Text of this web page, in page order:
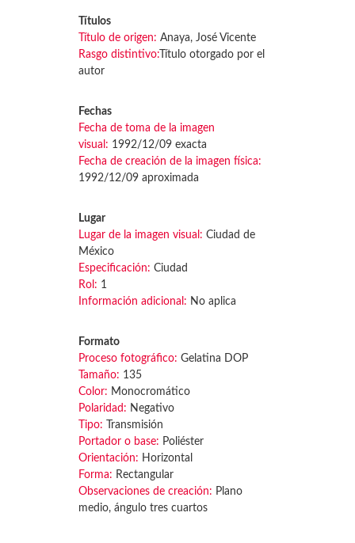
Títulos
Título de origen: Anaya, José Vicente
Rasgo distintivo: Título otorgado por el
autor
Fechas
Fecha de toma de la imagen
visual: 1992/12/09 exacta
Fecha de creación de la imagen física:
1992/12/09 aproximada
Lugar
Lugar de la imagen visual: Ciudad de
México
Especificación: Ciudad
Rol: 1
Información adicional: No aplica
Formato
Proceso fotográfico: Gelatina DOP
Tamaño: 135
Color: Monocromático
Polaridad: Negativo
Tipo: Transmisión
Portador o base: Poliéster
Orientación: Horizontal
Forma: Rectangular
Observaciones de creación: Plano
medio, ángulo tres cuartos